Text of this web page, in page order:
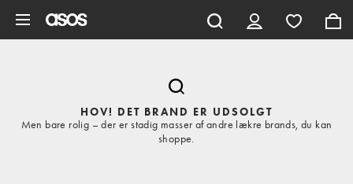
HOV! DET BRAND ER UDSOLGT
Men bare rolig – der er stadig masser af andre lækre brands, du kan
shoppe.